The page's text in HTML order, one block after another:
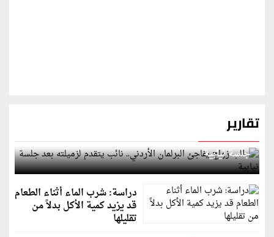
تقارير
طلب زواج يفاجئ البرلمان الأردني.. نائب يتقدم لزميلته بعد
جلسة نيابية
دراسة: شرب الماء أثناء الطعام
قد يزيد كمية الأكل بدلاً من
تقليلها